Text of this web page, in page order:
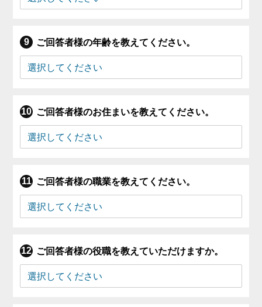
ご回答者様の年齢を教えてください。
ご回答者様のお住まいを教えてください。
ご回答者様の職業を教えてください。
ご回答者様の役職を教えていただけますか。